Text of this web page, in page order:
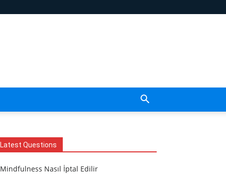
Latest Questions
Mindfulness Nasıl İptal Edilir